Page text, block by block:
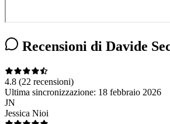
Recensioni di Davide
4.8 (22 recensioni)
Ultima sincronizzazione: 18 febbraio 2026
JN
Jessica Nioi